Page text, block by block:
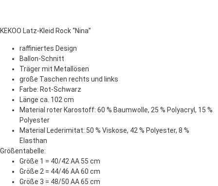
KEKOO Latz-Kleid Rock “Nina”
raffiniertes Design
Ballon-Schnitt
Träger mit Metallösen
große Taschen rechts und links
Farbe: Rot-Schwarz
Länge ca. 102 cm
Material roter Karostoff: 60 % Baumwolle, 25 % Polyacryl, 15 %
Polyester
Material Lederimitat: 50 % Viskose, 42 % Polyester, 8 %
Elasthan
Größentabelle:
Größe 1 = 40/42 AA 55 cm
Größe 2 = 44/46 AA 60 cm
Größe 3 = 48/50 AA 65 cm